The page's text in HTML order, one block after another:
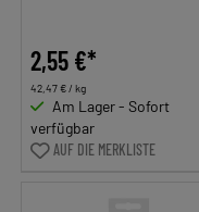
2,55 €*
42,47 € / kg
Am Lager - Sofort
verfügbar
AUF DIE MERKLISTE